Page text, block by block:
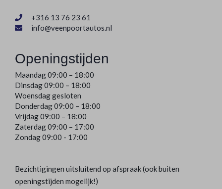
Interieur
Achterbank in delen neerklapbaar
Airco
Airco automatisch
Aluminium interieur afwerking
Armsteun voor
Bagage-scheidingsnet
Binnenspiegel automatisch dimmend
+316 13 76 23 61
info@veenpoortautos.nl
Openingstijden
Maandag 09:00 – 18:00
Dinsdag 09:00 – 18:00
Woensdag gesloten
Donderdag 09:00 – 18:00
Vrijdag 09:00 – 18:00
Zaterdag 09:00 – 17:00
Zondag 09:00 - 17:00
Bezichtigingen uitsluitend op afspraak (ook buiten
openingstijden mogelijk!)